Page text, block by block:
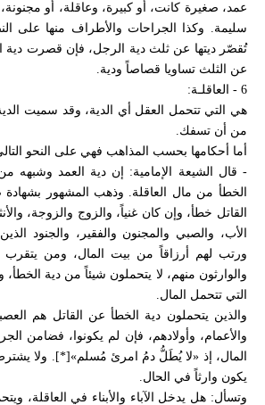
عمد، صغيرة كانت، أو كبيرة، وعاقلة، أو
سليمة. وكذا الجراحات والأطراف منها على
تُقصّر ديتها عن ثلث دية الرجل، فإن قصرت دية
عن الثلث تساويا قصاصاً ودية.
6 - العاقلـة:
هي التي تتحمل العقل أي الدية، وقد سميت الدية
من أن تسفك.
أما أحكامها بحسب المذاهب فهي على النحو
- قال الشيعة الإمامية: إن دية العمد وشبهه
الخطأ من مال العاقلة. وذهب المشهور
القاتل خطأ، وإن كان غنياً، والزوج والزوجة،
الأب، والصبي والمجنون والفقير، والجنود
ورتب لهم أرزاقاً من بيت المال، ومن يتقرب
والوارثون منهم، لا يتحملون شيئاً من دية الخطأ،
التي تتحمل المال.
والذين يتحملون دية الخطأ عن القاتل هم
والأعمام، وأولادهم، فإن لم يكونوا، فضامن
المال، إذ «لا يُطَلُّ دمُ امرئ مُسلم»[*]. ولا
يكون وارثاً في الحال.
وتسأل: هل يدخل الآباء والأبناء في العاقلة،